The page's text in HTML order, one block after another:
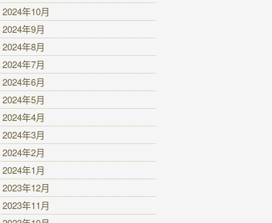
2024年10月
2024年9月
2024年8月
2024年7月
2024年6月
2024年5月
2024年4月
2024年3月
2024年2月
2024年1月
2023年12月
2023年11月